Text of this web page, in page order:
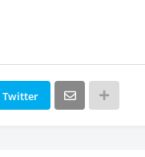
Twitter